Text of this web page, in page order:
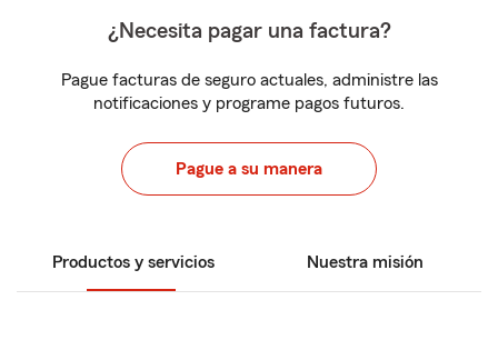
¿Necesita pagar una factura?
Pague facturas de seguro actuales, administre las
notificaciones y programe pagos futuros.
Pague a su manera
Productos y servicios Nuestra misión